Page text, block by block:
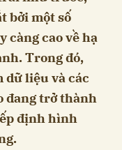
bởi một số
càng cao về hạ
Trong đó,
liệu và các
đang trở thành
định hình